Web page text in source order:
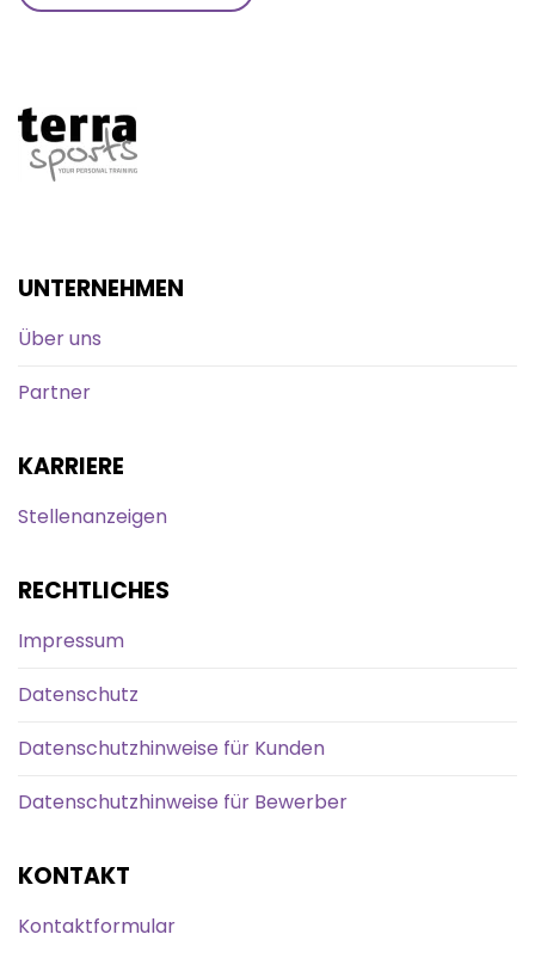
UNTERNEHMEN
Über uns
Partner
KARRIERE
Stellenanzeigen
RECHTLICHES
Impressum
Datenschutz
Datenschutzhinweise für Kunden
Datenschutzhinweise für Bewerber
KONTAKT
Kontaktformular